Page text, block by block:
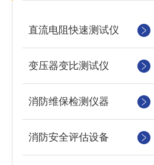
直流电阻快速测试仪
变压器变比测试仪
消防维保检测仪器
消防安全评估设备